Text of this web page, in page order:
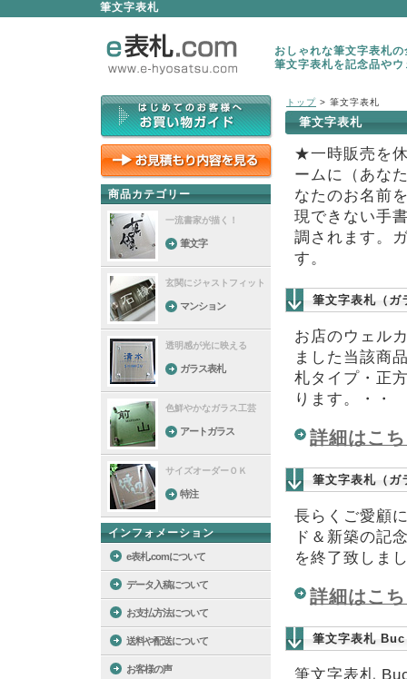
筆文字表札
おしゃれな筆文字表札
筆文字表札を記念品や
トップ > 筆文字表札
筆文字表札
★一時販売を
ームに（あな
なたのお名前
現できない手
調されます。
す。
筆文字表札（ガ
お店のウェル
ました当該商
札タイプ・正
ります。・・
詳細はこ
筆文字表札（ガ
長らくご愛顧
ド＆新築の記
を終了致しま
詳細はこ
筆文字表札 Buc
筆文字表札
商品カテゴリー
一流書家が描く！
筆文字
玄関にジャストフィット
マンション
透明感が光に映える
ガラス表札
色鮮やかなガラス工芸
アートガラス
サイズオーダーＯＫ
特注
インフォメーション
e表札.comについて
データ入稿について
お支払方法について
送料や配送について
お客様の声